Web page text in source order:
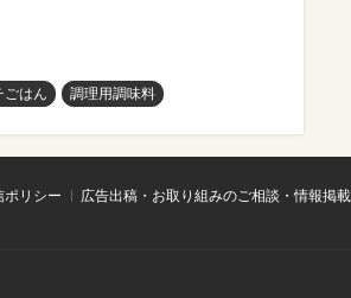
ごはん 調理用調味料
ポリシー
広告出稿・お取り組みのご相談・情報掲